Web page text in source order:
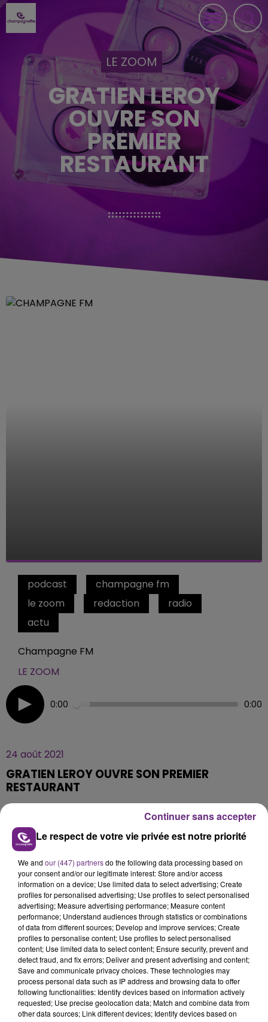
LE ZOOM
GRATIEN LEROY
OUVRE SON
PREMIER
RESTAURANT
podcast
champagne fm
le zoom
redaction
radio
actu
Champagne FM
LE ZOOM
0:00 0:00
24 août 2021
GRATIEN LEROY OUVRE SON PREMIER
RESTAURANT
Gratien Leroy ouvre son premier établissement !
Le candidat ardennais de la saison 11 de Top Chef sur
M6 sera jusqu'à la fin du mois de septembre à la tête
d'un restaurant éphémère sur le festival Face B à
Charleville-Mézières.
TITRES DIFFUSÉS
Le respect de votre vie privée est notre priorité
We and our (447) partnersdo the following data processing based on
your consent and/or our legitimate interest: Store and/or access
information on a device; Use limited data to select advertising; Create
profiles for personalised advertising; Use profiles to select personalised
advertising; Measure advertising performance; Measure content
performance; Understand audiences through statistics or combinations
of data from different sources; Develop and improve services; Create
profiles to personalise content; Use profiles to select personalised
content; Use limited data to select content; Ensure security, prevent and
detect fraud, and fix errors; Deliver and present advertising and content;
Save and communicate privacy choices. These technologies may
process personal data such as IP address and browsing data to offer
following functionalities: Identify devices based on information actively
requested; Use precise geolocation data; Match and combine data from
other data sources; Link different devices; Identify devices based on
Continuer sans accepter